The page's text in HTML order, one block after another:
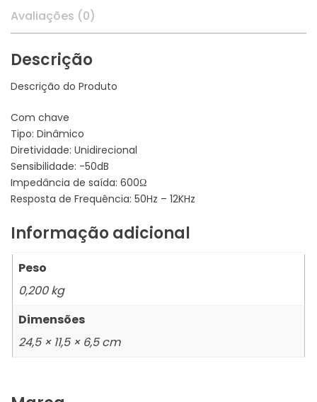
Avaliações (0)
Descrição
Descrição do Produto
Com chave
Tipo: Dinâmico
Diretividade: Unidirecional
Sensibilidade: -50dB
Impedância de saída: 600Ω
Resposta de Frequência: 50Hz – 12KHz
Informação adicional
Peso
0,200 kg
Dimensões
24,5 × 11,5 × 6,5 cm